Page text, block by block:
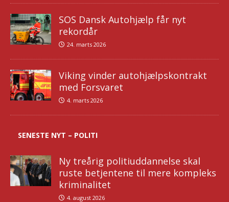
SOS Dansk Autohjælp får nyt
rekordår
24. marts 2026
Viking vinder autohjælpskontrakt
med Forsvaret
4. marts 2026
SENESTE NYT – POLITI
Ny treårig politiuddannelse skal
ruste betjentene til mere kompleks
kriminalitet
4. august 2026